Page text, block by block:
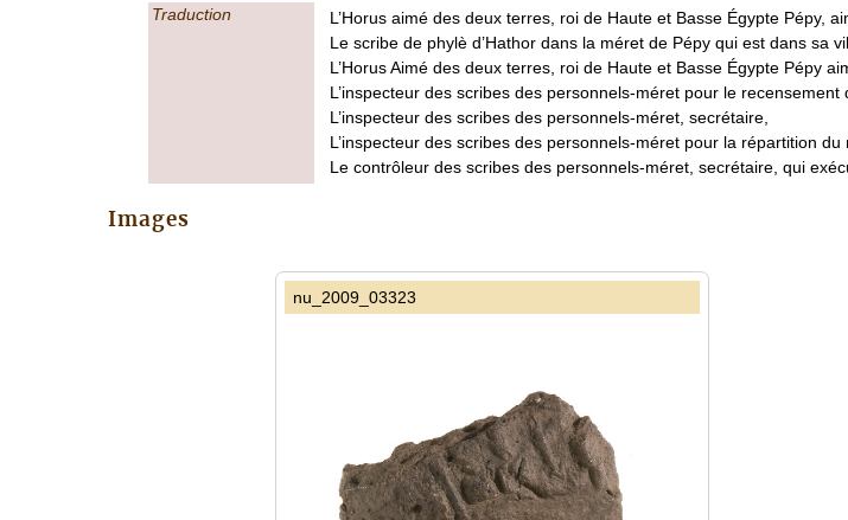
Traduction
L’Horus aimé des deux terres, roi de Haute et Basse Égypte Pépy,
Le scribe de phylè d’Hathor dans la méret de Pépy qui est dans sa
L’Horus Aimé des deux terres, roi de Haute et Basse Égypte Pépy
L’inspecteur des scribes des personnels-méret pour le recensement
L’inspecteur des scribes des personnels-méret, secrétaire,
L’inspecteur des scribes des personnels-méret pour la répartition
Le contrôleur des scribes des personnels-méret, secrétaire, qui
Images
nu_2009_03323